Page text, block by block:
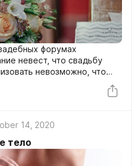
форумах
невест, что свадьбу
невозможно, что
а это не совсем так.
14, 2020
тело